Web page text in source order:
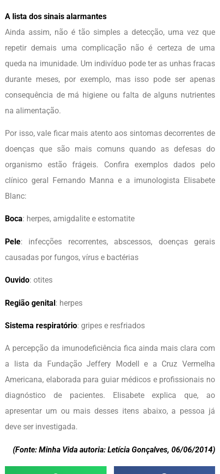
A lista dos sinais alarmantes
Ainda assim, não é tão simples a detecção, uma vez que
repetir demais uma complicação não é certeza de uma
queda na imunidade. Um indivíduo pode ter as unhas fracas
durante meses, por exemplo, mas isso pode ser apenas
consequência de má higiene ou falta de alguns nutrientes
na alimentação.
Por isso, vale ficar mais atento aos sintomas decorrentes de
doenças que são mais comuns quando as defesas do
organismo estão frágeis. Confira exemplos dados pelo
clínico geral Fernando Manna e a imunologista Elisabete
Blanc:
Boca: herpes, amigdalite e estomatite
Pele: infecções recorrentes, abscessos, doenças gerais
causadas por fungos, vírus e bactérias
Ouvido: otites
Região genital: herpes
Sistema respiratório: gripes e resfriados
A percepção da imunodeficiência fica ainda mais clara com
a lista da Fundação Jeffery Modell e a Cruz Vermelha
Americana, elaborada para guiar médicos e profissionais no
diagnóstico de pacientes. Elisabete explica que, ao
apresentar um ou mais desses itens abaixo, a pessoa já
deve ser investigada.
(Fonte: Minha Vida autoria: Letícia Gonçalves, 06/06/2014)